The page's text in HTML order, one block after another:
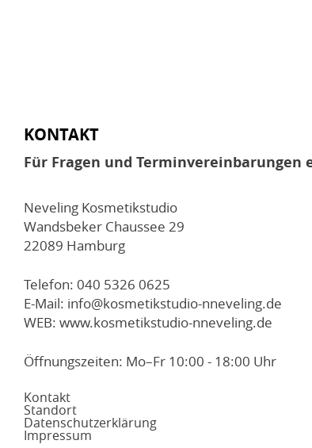
KONTAKT
Für Fragen und Terminvereinbarungen
Neveling Kosmetikstudio
Wandsbeker Chaussee 29
22089 Hamburg
Telefon: 040 5326 0625
E-Mail: info@kosmetikstudio-nneveling.de
WEB: www.kosmetikstudio-nneveling.de
Öffnungszeiten: Mo–Fr 10:00 - 18:00 Uhr
Kontakt
Standort
Datenschutzerklärung
Impressum